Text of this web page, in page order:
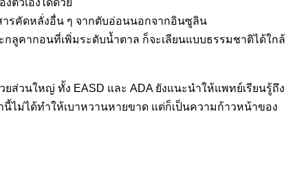
สารคัดหลั่งอื่น ๆ จากตับอ่อนนอกจากอินซูลิน
ลูคากอนที่เพิ่มระดับน้ำตาล ก็จะเลียนแบบธรรมชาติได้ใกล้
ส่วนใหญ่ ทั้ง EASD และ ADA ยังแนะนำให้แพทย์เรียนรู้ถึง
ไม่ได้ทำให้เบาหวานหายขาด แต่ก็เป็นความก้าวหน้าของ